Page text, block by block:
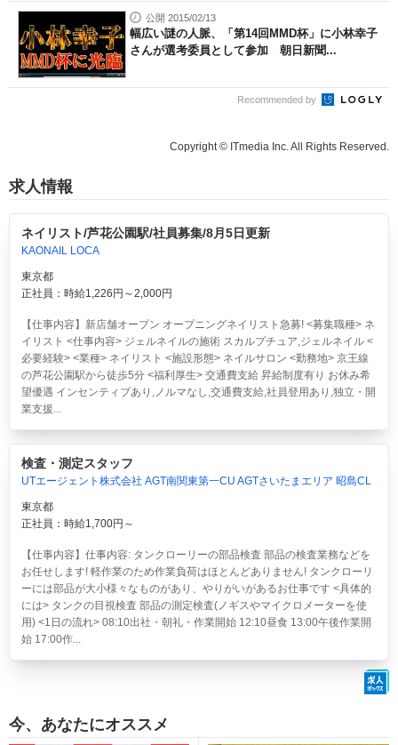
公開 2015/02/13
幅広い謎の人脈、「第14回MMD杯」に小林幸子
さんが選考委員として参加 朝日新聞...
Recommended by
Copyright © ITmedia Inc. All Rights Reserved.
求人情報
ネイリスト/芦花公園駅/社員募集/8月5日更新
KAONAIL LOCA
東京都
正社員：時給1,226円～2,000円
【仕事内容】新店舗オープン オープニングネイリスト急募! <募集職種> ネ
イリスト <仕事内容> ジェルネイルの施術 スカルプチュア,ジェルネイル <
必要経験> <業種> ネイリスト <施設形態> ネイルサロン <勤務地> 京王線
の芦花公園駅から徒歩5分 <福利厚生> 交通費支給 昇給制度有り お休み希
望優遇 インセンティブあり,ノルマなし,交通費支給,社員登用あり,独立・開
業支援...
検査・測定スタッフ
UTエージェント株式会社 AGT南関東第一CU AGTさいたまエリア 昭島CL
東京都
正社員：時給1,700円～
【仕事内容】仕事内容: タンクローリーの部品検査 部品の検査業務などを
お任せします! 軽作業のため作業負荷はほとんどありません! タンクローリ
ーには部品が大小様々なものがあり、やりがいがあるお仕事です <具体的
には> タンクの目視検査 部品の測定検査(ノギスやマイクロメーターを使
用) <1日の流れ> 08:10出社・朝礼・作業開始 12:10昼食 13:00午後作業開
始 17:00作...
今、あなたにオススメ